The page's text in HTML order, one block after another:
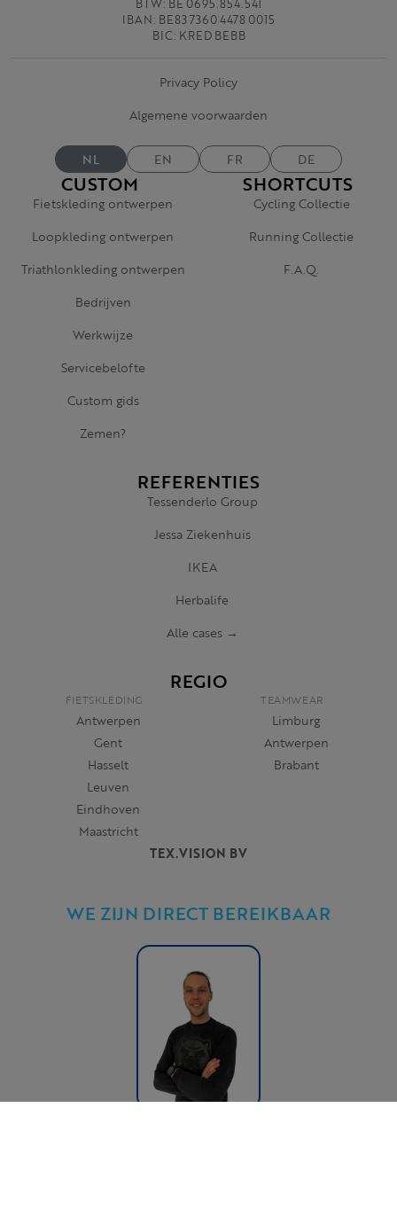
TEX.VISION BV
WE ZIJN DIRECT BEREIKBAAR
CUSTOM
Fietskleding ontwerpen
Loopkleding ontwerpen
Triathlonkleding ontwerpen
Bedrijven
Werkwijze
Servicebelofte
Custom gids
Zemen?
SHORTCUTS
Cycling Collectie
Running Collectie
F.A.Q.
REFERENTIES
Tessenderlo Group
Jessa Ziekenhuis
IKEA
Herbalife
Alle cases →
REGIO
FIETSKLEDING
Antwerpen
Gent
Hasselt
Leuven
Eindhoven
Maastricht
TEAMWEAR
Limburg
Antwerpen
Brabant
BTW: BE 0695.854.541
IBAN: BE83 7360 4478 0015
BIC: KRED BEBB
Privacy Policy
Algemene voorwaarden
NL EN FR DE